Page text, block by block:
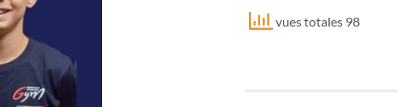
vues totales 98